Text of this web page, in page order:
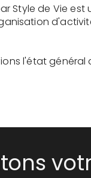
Style de Vie est
l'état général